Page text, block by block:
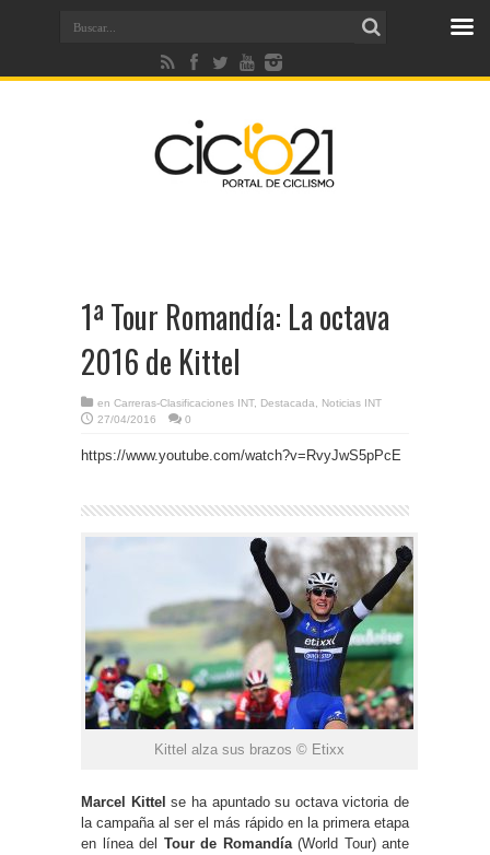
1ª Tour Romandía: La octava
2016 de Kittel
en Carreras-Clasificaciones INT, Destacada
Noticias INT
27/04/2016
0
https://www.youtube.com/watch?v=RvyJwS5pPcE
Kittel alza sus brazos © Etixx
Marcel Kittel se ha apuntado su octava victoria de
la campaña al ser el más rápido en la primera etapa
en línea del Tour de Romandía(World Tour) ante